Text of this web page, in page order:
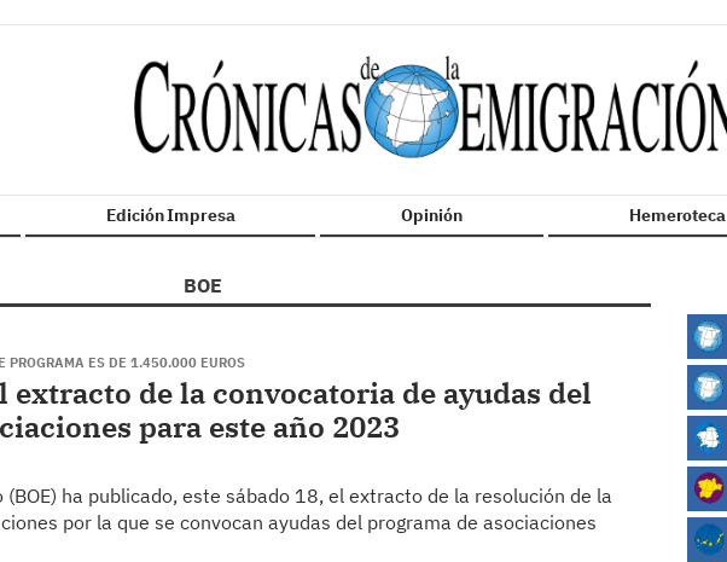
Edición Impresa Opinión Hemeroteca
BOE
PROGRAMA ES DE 1.450.000 EUROS
extracto de la convocatoria de ayudas del
para este año 2023
(BOE) ha publicado, este sábado 18, el extracto de la resolución de la
por la que se convocan ayudas del programa de asociaciones